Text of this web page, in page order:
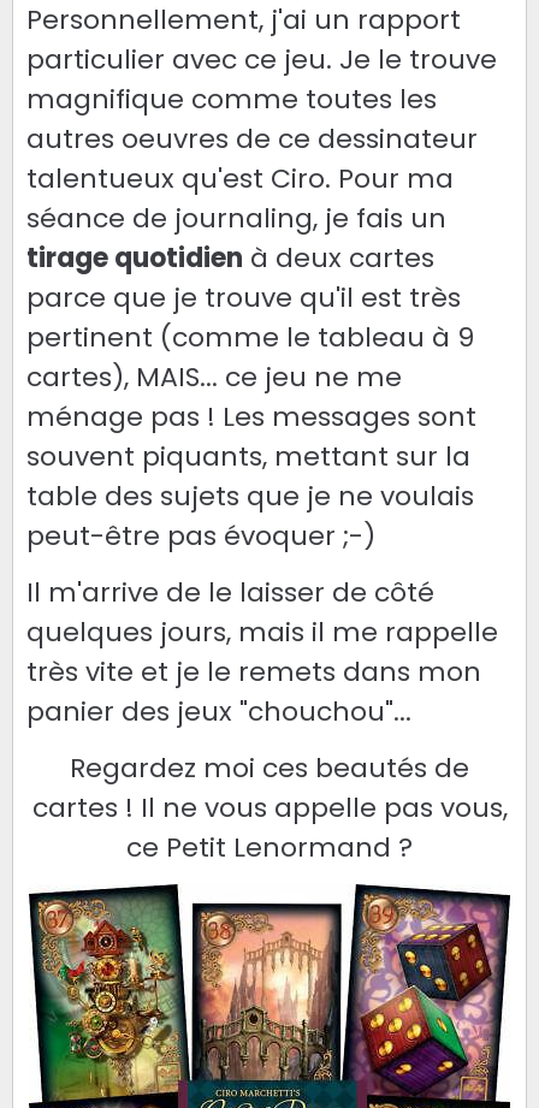
Personnellement, j'ai un rapport
particulier avec ce jeu. Je le trouve
magnifique comme toutes les
autres oeuvres de ce dessinateur
talentueux qu'est Ciro. Pour ma
séance de journaling, je fais un
tirage quotidien à deux cartes
parce que je trouve qu'il est très
pertinent (comme le tableau à 9
cartes), MAIS... ce jeu ne me
ménage pas ! Les messages sont
souvent piquants, mettant sur la
table des sujets que je ne voulais
peut-être pas évoquer ;-)
Il m'arrive de le laisser de côté
quelques jours, mais il me rappelle
très vite et je le remets dans mon
panier des jeux "chouchou"...
Regardez moi ces beautés de
cartes ! Il ne vous appelle pas vous,
ce Petit Lenormand ?